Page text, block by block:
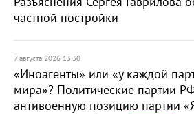
частной постройки
7 августа 2026 13:30
«Иноагенты» или «у каждой
мира»? Политические партии
антивоенную позицию партии